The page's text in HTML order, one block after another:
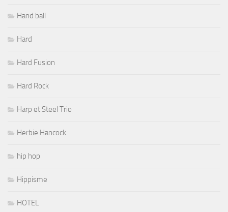
Hand ball
Hard
Hard Fusion
Hard Rock
Harp et Steel Trio
Herbie Hancock
hip hop
Hippisme
HOTEL